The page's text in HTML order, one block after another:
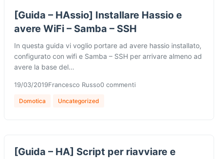
[Guida – HAssio] Installare Hassio e
avere WiFi – Samba – SSH
In questa guida vi voglio portare ad avere hassio installato,
configurato con wifi e Samba – SSH per arrivare almeno ad
avere la base del…
19/03/2019Francesco Russo0 commenti
Domotica Uncategorized
[Guida – HA] Script per riavviare e